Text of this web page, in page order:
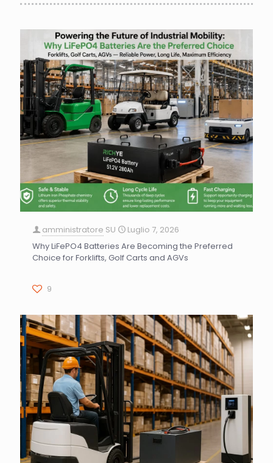
amministratore SU
Luglio 7, 2026
Why LiFePO4 Batteries Are Becoming the Preferred
Choice for Forklifts, Golf Carts and AGVs
9